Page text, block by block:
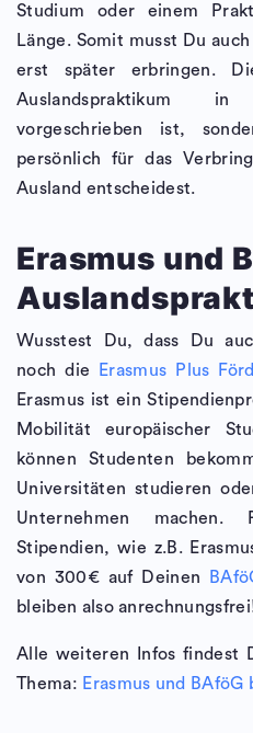
Studium oder einem
Länge. Somit musst Du
erst später erbringen.
Auslandspraktikum
vorgeschrieben ist,
persönlich für das
Ausland entscheidest.
Erasmus und
Wusstest Du, dass Du
noch die
Erasmus Plus
Erasmus ist ein
Mobilität europäischer
können Studenten
Universitäten studieren
Unternehmen machen.
Stipendien, wie z.B.
von 300€ auf Deinen
bleiben also
Alle weiteren Infos findest
Thema: Erasmus und